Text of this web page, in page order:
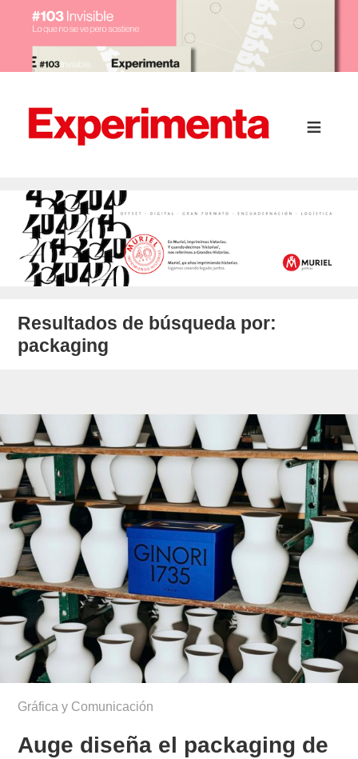
Resultados de búsqueda por:
packaging
Gráfica y Comunicación
Auge diseña el packaging de